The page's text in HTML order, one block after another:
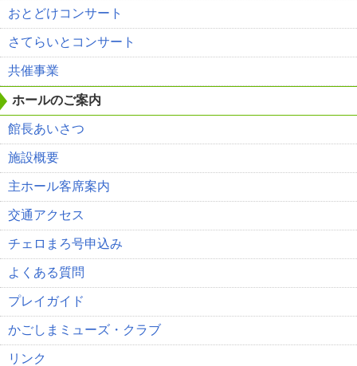
おとどけコンサート
さてらいとコンサート
共催事業
ホールのご案内
館長あいさつ
施設概要
主ホール客席案内
交通アクセス
チェロまろ号申込み
よくある質問
プレイガイド
かごしまミューズ・クラブ
リンク